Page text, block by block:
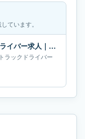
ています。
日本運輸株式会社の大型トラックドライバー求人｜群馬県伊勢崎市｜月給67万-68万円
ラックドライバー